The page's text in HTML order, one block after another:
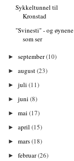
Sykkeltunnel til
Kronstad
"Svinesti" - og øynene
som ser
► september(10)
► august(23)
► juli (11)
► juni (8)
► mai (17)
► april (15)
► mars(18)
► februar(26)